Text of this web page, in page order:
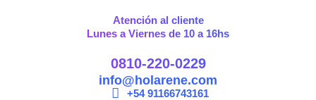
Atención al cliente
Lunes a Viernes de 10 a 16hs
0810-220-0229
info@holarene.com
+54 91166743161